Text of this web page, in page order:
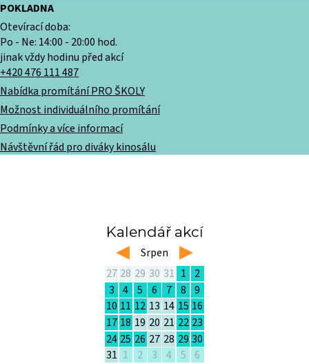
POKLADNA
Otevírací doba:
Po - Ne: 14:00 - 20:00 hod.
jinak vždy hodinu před akcí
+420 476 111 487
Nabídka promítání PRO ŠKOLY
Možnost individuálního promítání
Podmínky a více informací
Návštěvní řád pro diváky kinosálu
Kalendář akcí
left Srpen right
27 28 29 30 31 1
2
3
4 5 6 7 8
9
10 11 12 13 14 15 16
17 18 19 20 21 22 23
24 25 26 27 28 29 30
31 1 2 3 4 5 6